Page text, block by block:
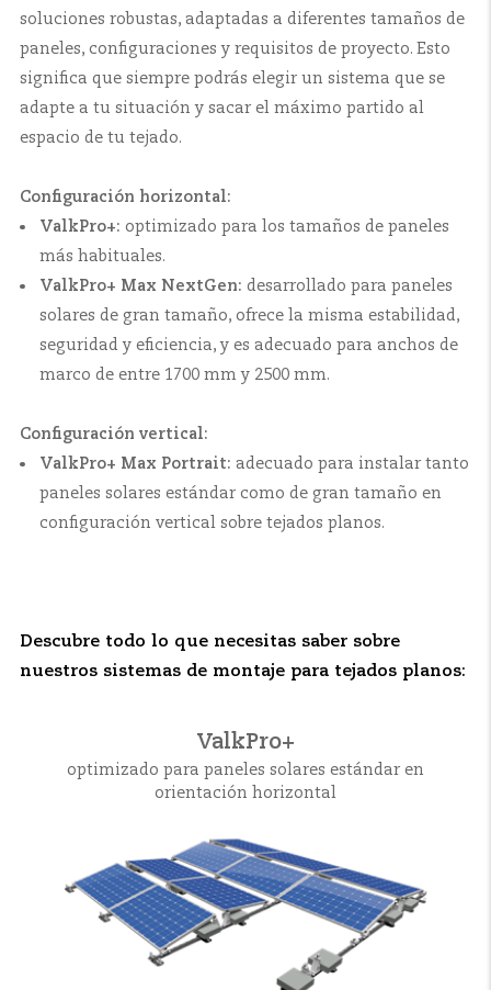
soluciones robustas, adaptadas a diferentes tamaños de
paneles, configuraciones y requisitos de proyecto. Esto
significa que siempre podrás elegir un sistema que se
adapte a tu situación y sacar el máximo partido al
espacio de tu tejado.
Configuración horizontal:
ValkPro+: optimizado para los tamaños de paneles
más habituales.
ValkPro+ Max NextGen: desarrollado para paneles
solares de gran tamaño, ofrece la misma estabilidad,
seguridad y eficiencia, y es adecuado para anchos de
marco de entre 1700 mm y 2500 mm.
Configuración vertical:
ValkPro+ Max Portrait: adecuado para instalar tanto
paneles solares estándar como de gran tamaño en
configuración vertical sobre tejados planos.
Descubre todo lo que necesitas saber sobre
nuestros sistemas de montaje para tejados planos:
ValkPro+
optimizado para paneles solares estándar en
orientación horizontal